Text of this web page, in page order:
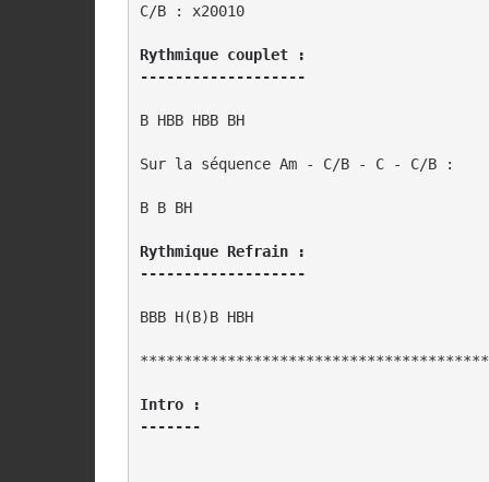
C/B : x20010
Rythmique couplet :
-------------------
B HBB HBB BH
Sur la séquence Am - C/B - C - C/B :
B B BH
Rythmique Refrain :
-------------------
BBB H(B)B HBH
Intro :